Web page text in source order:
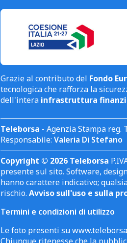
Grazie al contributo del Fondo
tecnologica che rafforza la
dell'intera infrastruttura
Teleborsa - Agenzia Stampa
Responsabile: Valeria Di Stefano
Copyright © 2026 Teleborsa
presente sul sito. Software,
hanno carattere indicativo;
rischio. Avviso sull'uso e sulla
Termini e condizioni di utilizzo
Le foto presenti su